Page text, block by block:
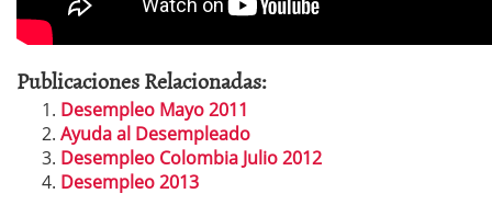
Publicaciones Relacionadas:
Desempleo Mayo 2011
Ayuda al Desempleado
Desempleo Colombia Julio 2012
Desempleo 2013